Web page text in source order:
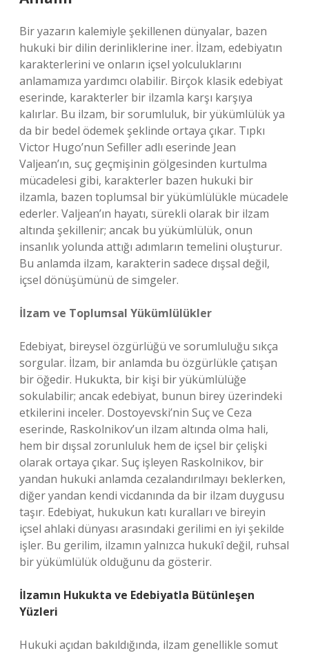
Bir yazarın kalemiyle şekillenen dünyalar, bazen
hukuki bir dilin derinliklerine iner. İlzam, edebiyatın
karakterlerini ve onların içsel yolculuklarını
anlamamıza yardımcı olabilir. Birçok klasik edebiyat
eserinde, karakterler bir ilzamla karşı karşıya
kalırlar. Bu ilzam, bir sorumluluk, bir yükümlülük ya
da bir bedel ödemek şeklinde ortaya çıkar. Tıpkı
Victor Hugo’nun Sefiller adlı eserinde Jean
Valjean’ın, suç geçmişinin gölgesinden kurtulma
mücadelesi gibi, karakterler bazen hukuki bir
ilzamla, bazen toplumsal bir yükümlülükle mücadele
ederler. Valjean’ın hayatı, sürekli olarak bir ilzam
altında şekillenir; ancak bu yükümlülük, onun
insanlık yolunda attığı adımların temelini oluşturur.
Bu anlamda ilzam, karakterin sadece dışsal değil,
içsel dönüşümünü de simgeler.
İlzam ve Toplumsal Yükümlülükler
Edebiyat, bireysel özgürlüğü ve sorumluluğu sıkça
sorgular. İlzam, bir anlamda bu özgürlükle çatışan
bir öğedir. Hukukta, bir kişi bir yükümlülüğe
sokulabilir; ancak edebiyat, bunun birey üzerindeki
etkilerini inceler. Dostoyevski’nin Suç ve Ceza
eserinde, Raskolnikov’un ilzam altında olma hali,
hem bir dışsal zorunluluk hem de içsel bir çelişki
olarak ortaya çıkar. Suç işleyen Raskolnikov, bir
yandan hukuki anlamda cezalandırılmayı beklerken,
diğer yandan kendi vicdanında da bir ilzam duygusu
taşır. Edebiyat, hukukun katı kuralları ve bireyin
içsel ahlaki dünyası arasındaki gerilimi en iyi şekilde
işler. Bu gerilim, ilzamın yalnızca hukukî değil, ruhsal
bir yükümlülük olduğunu da gösterir.
İlzamın Hukukta ve Edebiyatla Bütünleşen
Yüzleri
Hukuki açıdan bakıldığında, ilzam genellikle somut